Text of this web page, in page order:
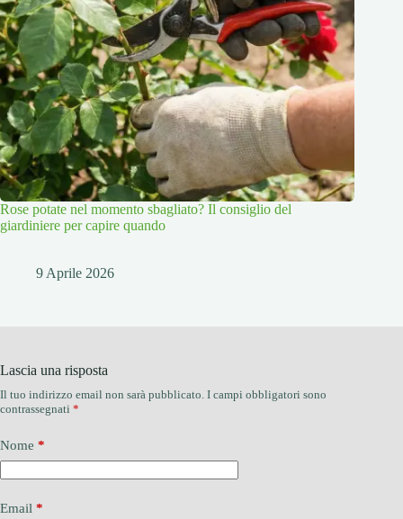
Rose potate nel momento sbagliato? Il consiglio del
giardiniere per capire quando
9 Aprile 2026
Lascia una risposta
Il tuo indirizzo email non sarà pubblicato. I campi obbligatori sono
contrassegnati *
Nome *
Email *